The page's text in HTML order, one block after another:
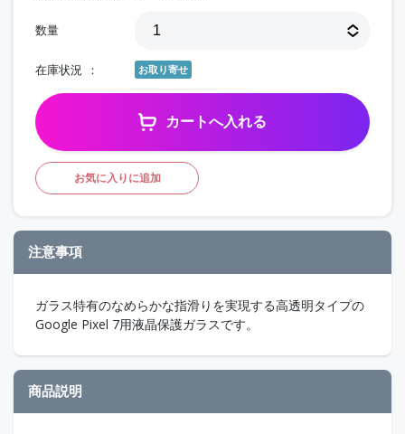
数量
在庫状況 お取り寄せ
カートへ入れる
お気に入りに追加
注意事項
ガラス特有のなめらかな指滑りを実現する高透明タイプの
Google Pixel 7用液晶保護ガラスです。
商品説明